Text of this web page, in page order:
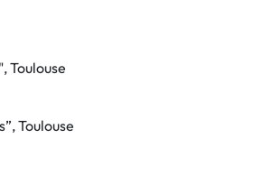
Toulouse
Toulouse